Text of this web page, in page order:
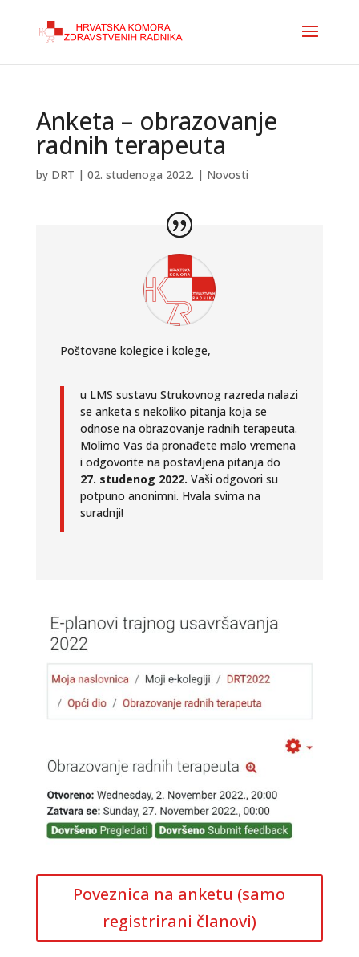
Anketa – obrazovanje
radnih terapeuta
by DRT | 02. studenoga 2022. | Novosti
Poštovane kolegice i kolege,
u LMS sustavu Strukovnog razreda nalazi
se anketa s nekoliko pitanja koja se
odnose na obrazovanje radnih terapeuta.
Molimo Vas da pronađete malo vremena
i odgovorite na postavljena pitanja do
27. studenog 2022. Vaši odgovori su
potpuno anonimni. Hvala svima na
suradnji!
Poveznica na anketu (samo
registrirani članovi)